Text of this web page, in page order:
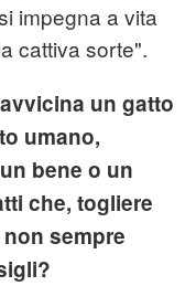
impegna a vita
cattiva sorte".
un gatto
umano,
bene o un
che, togliere
sempre